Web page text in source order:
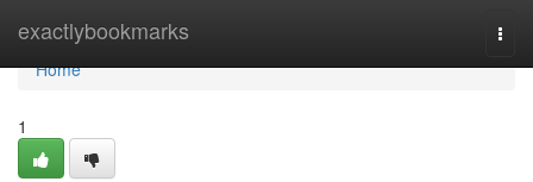
exactlybookmarks
Home
Home
1